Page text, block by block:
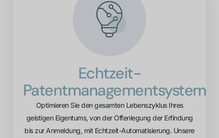
Echtzeit-
Patentmanagementsystem
Optimieren Sie den gesamten Lebenszyklus Ihres
geistigen Eigentums, von der Offenlegung der Erfindung
bis zur Anmeldung, mit Echtzeit-Automatisierung. Unsere